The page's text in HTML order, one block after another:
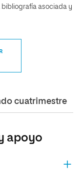
bibliografía asociada y
cuatrimestre
apoyo